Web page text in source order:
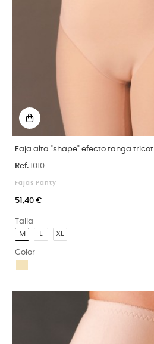
Faja alta "shape" efecto tanga tricot
Ref. 1010
Fajas Panty
51,40 €
Talla
M
L XL
Color